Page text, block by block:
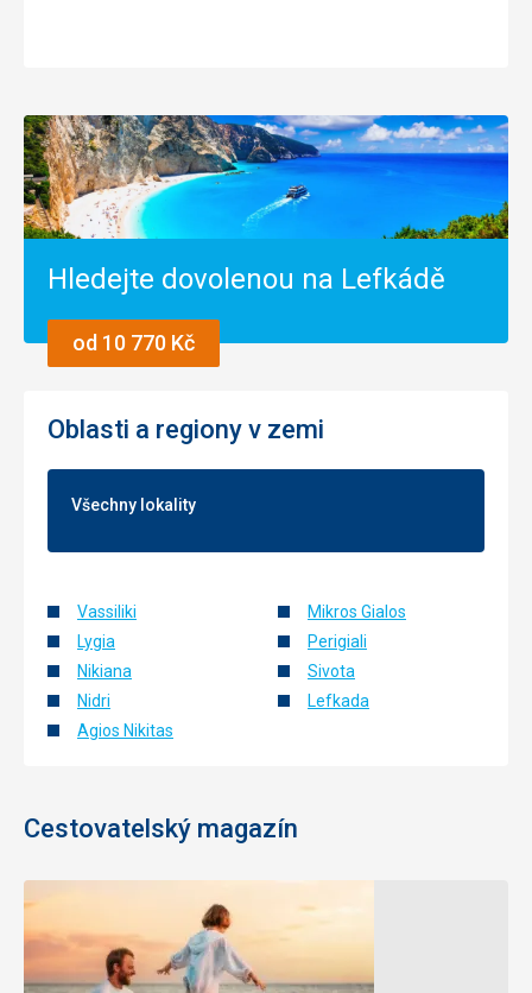
Hledejte dovolenou na Lefkádě
od 10 770 Kč
Oblasti a regiony v zemi
Všechny lokality
Vassiliki
Lygia
Nikiana
Nidri
Agios Nikitas
Mikros Gialos
Perigiali
Sivota
Lefkada
Cestovatelský magazín